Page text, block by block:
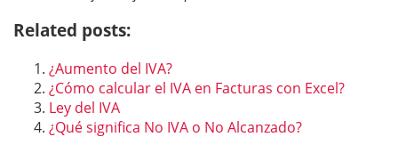
Related posts:
¿Aumento del IVA?
¿Cómo calcular el IVA en Facturas con Excel?
Ley del IVA
¿Qué significa No IVA o No Alcanzado?